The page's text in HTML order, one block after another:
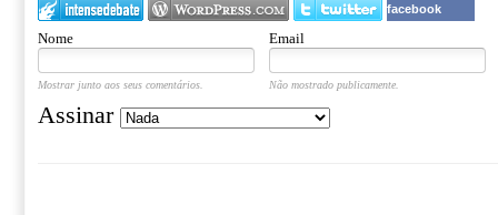
facebook
Nome Email
Mostrar junto aos seus comentários. Não mostrado publicamente.
Assinar